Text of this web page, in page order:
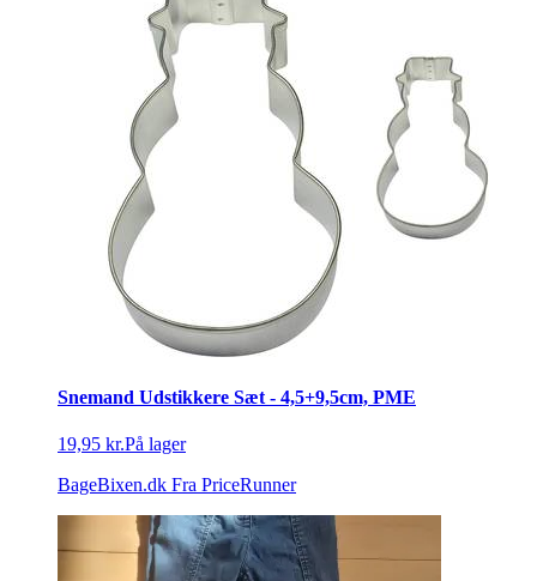
Snemand Udstikkere Sæt - 4,5+9,5cm, PME
19,95 kr.På lager
BageBixen.dk Fra PriceRunner